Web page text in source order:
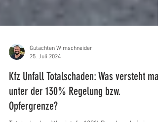
Gutachten Wimschneider
25. Juli 2024
Kfz Unfall Totalschaden: Was versteht man
unter der 130% Regelung bzw.